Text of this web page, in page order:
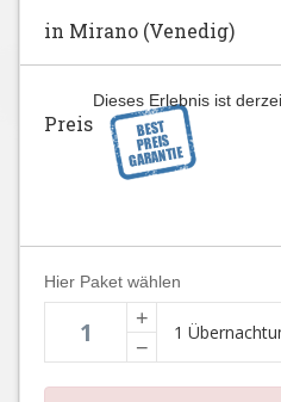
in Mirano (Venedig)
Dieses Erlebnis ist
Preis
Hier Paket wählen
+
−